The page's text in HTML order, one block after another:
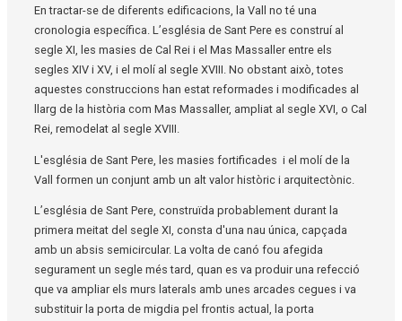
En tractar-se de diferents edificacions, la Vall no té una
cronologia específica. L’església de Sant Pere es construí al
segle XI, les masies de Cal Rei i el Mas Massaller entre els
segles XIV i XV, i el molí al segle XVIII. No obstant això, totes
aquestes construccions han estat reformades i modificades al
llarg de la història com Mas Massaller, ampliat al segle XVI, o Cal
Rei, remodelat al segle XVIII.
L'església de Sant Pere, les masies fortificades i el molí de la
Vall formen un conjunt amb un alt valor històric i arquitectònic.
L’església de Sant Pere, construïda probablement durant la
primera meitat del segle XI, consta d'una nau única, capçada
amb un absis semicircular. La volta de canó fou afegida
segurament un segle més tard, quan es va produir una refecció
que va ampliar els murs laterals amb unes arcades cegues i va
substituir la porta de migdia pel frontis actual, la porta